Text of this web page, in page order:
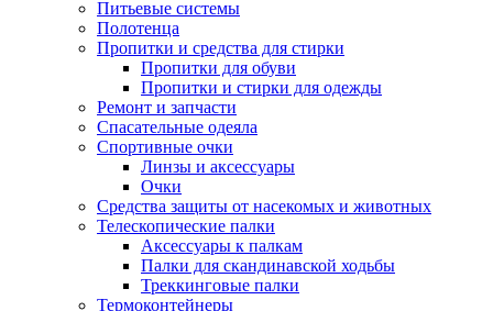
Питьевые системы
Полотенца
Пропитки и средства для стирки
Пропитки для обуви
Пропитки и стирки для одежды
Ремонт и запчасти
Спасательные одеяла
Спортивные очки
Линзы и аксессуары
Очки
Средства защиты от насекомых и животных
Телескопические палки
Аксессуары к палкам
Палки для скандинавской ходьбы
Треккинговые палки
Термоконтейнеры